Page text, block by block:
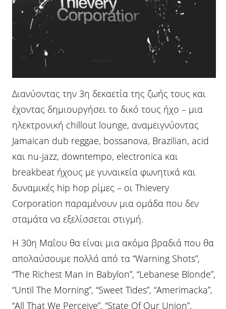
Διανύοντας την 3η δεκαετία της ζωής τους και
έχοντας δημιουργήσει το δικό τους ήχο – μια
ηλεκτρονική chillout lounge, αναμειγνύοντας
Jamaican dub reggae, bossanova, Brazilian, acid
και nu-jazz, downtempo, electronica και
breakbeat ήχους με γυναικεία φωνητικά και
δυναμικές hip hop ρίμες – οι Thievery
Corporation παραμένουν μια ομάδα που δεν
σταμάτα να εξελίσσεται στιγμή.
Η 30η Μαΐου θα είναι μια ακόμα βραδιά που θα
απολαύσουμε πολλά από τα “Warning Shots”,
“The Richest Man In Babylon”, “Lebanese Blonde”,
“Until The Morning”, “Sweet Tides”, “Amerimacka”,
“All That We Perceive”, “State Of Our Union”,